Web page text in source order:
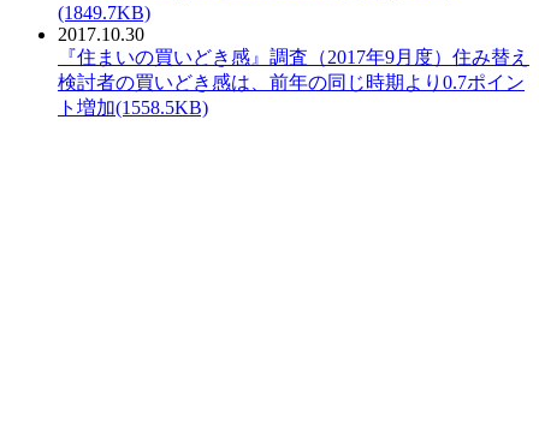
(1849.7KB)
2017.10.30
PDF：
『住まいの買いどき感』調査（2017年9月度）住み替え
検討者の買いどき感は、前年の同じ時期より0.7ポイン
ト増加(1558.5KB)